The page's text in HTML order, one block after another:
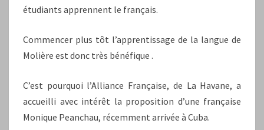
étudiants apprennent le français.
Commencer plus tôt l’apprentissage de la langue de
Molière est donc très bénéfique .
C’est pourquoi l’Alliance Française, de La Havane, a
accueilli avec intérêt la proposition d’une française
Monique Peanchau, récemment arrivée à Cuba.